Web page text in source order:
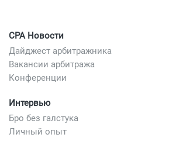
CPA Новости
Дайджест арбитражника
Вакансии арбитража
Конференции
Интервью
Бро без галстука
Личный опыт